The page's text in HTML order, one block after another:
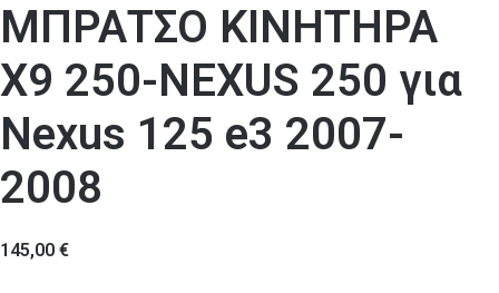
ΜΠΡΑΤΣΟ ΚΙΝΗΤΗΡΑ
Χ9 250-NEXUS 250 για
Nexus 125 e3 2007-
2008
145,00 €